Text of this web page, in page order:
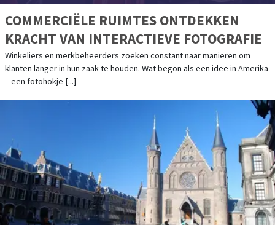
COMMERCIËLE RUIMTES ONTDEKKEN
KRACHT VAN INTERACTIEVE FOTOGRAFIE
Winkeliers en merkbeheerders zoeken constant naar manieren om
klanten langer in hun zaak te houden. Wat begon als een idee in Amerika
– een fotohokje [...]